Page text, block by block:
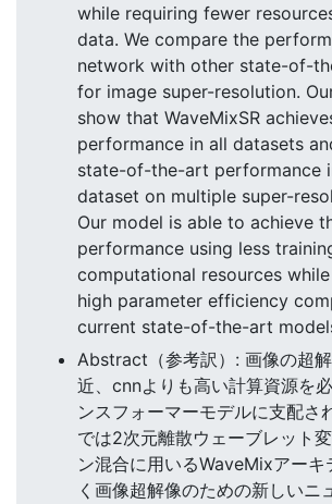
while requiring fewer
data. We compare the
network with other state-of-
for image super-resolution.
show that WaveMixSR
performance in all datasets
state-of-the-art performance
dataset on multiple super-
Our model is able to achieve
performance using less
computational resources
high parameter efficiency
current state-of-the-art
Abstract（参考訳）: 画像の超
近、cnnよりも高い計算資源を
ンスフォーマーモデルに支配さ
では2次元離散ウェーブレット
ン混合に用いるWaveMixアーキ
く画像超解像のための新しいニ